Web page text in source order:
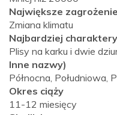
Największe zagrożenie
Zmiana klimatu
Najbardziej
Plisy na karku i dwie
Inne nazwy)
Północna, Południowa,
Okres ciąży
11-12 miesięcy